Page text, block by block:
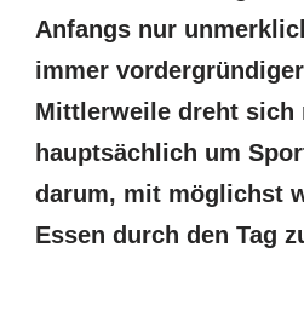
Anfangs nur
immer
Mittlerweile dreht sich
hauptsächlich um
darum, mit möglichst
Essen durch den Tag